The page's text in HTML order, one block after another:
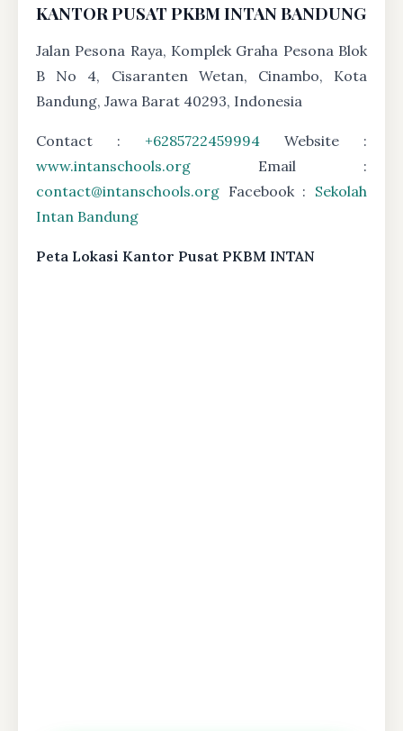
KANTOR PUSAT PKBM INTAN BANDUNG
Jalan Pesona Raya, Komplek Graha Pesona Blok
B No 4, Cisaranten Wetan, Cinambo, Kota
Bandung, Jawa Barat 40293, Indonesia
Contact : +6285722459994 Website :
www.intanschools.org Email :
contact@intanschools.org Facebook : Sekolah
Intan Bandung
Peta Lokasi Kantor Pusat PKBM INTAN